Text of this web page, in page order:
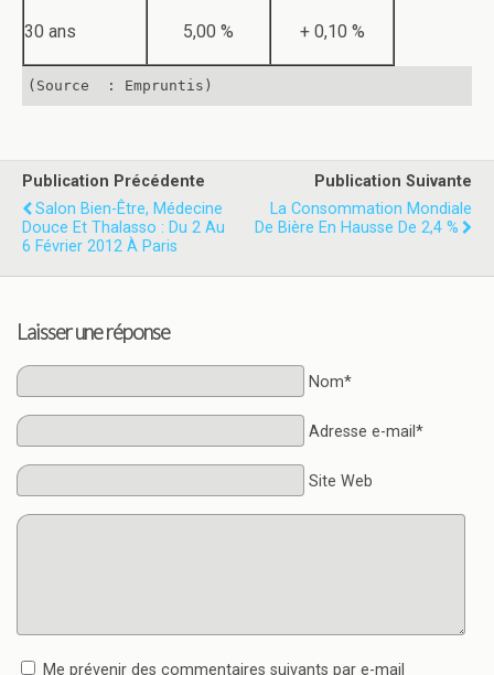
30 ans 5,00 % + 0,10 %
(Source  : Empruntis)
Publication Précédente
Salon Bien-Être, Médecine
Douce Et Thalasso : Du 2 Au
6 Février 2012 À Paris
Publication Suivante
La Consommation Mondiale
De Bière En Hausse De 2,4 %
Laisser une réponse
Nom*
Adresse e-mail*
Site Web
Me prévenir des commentaires suivants par e-mail